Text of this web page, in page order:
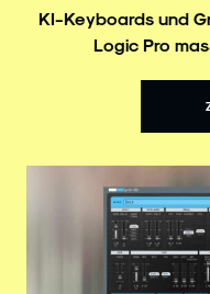
KI-Keyboards und
Logic Pro